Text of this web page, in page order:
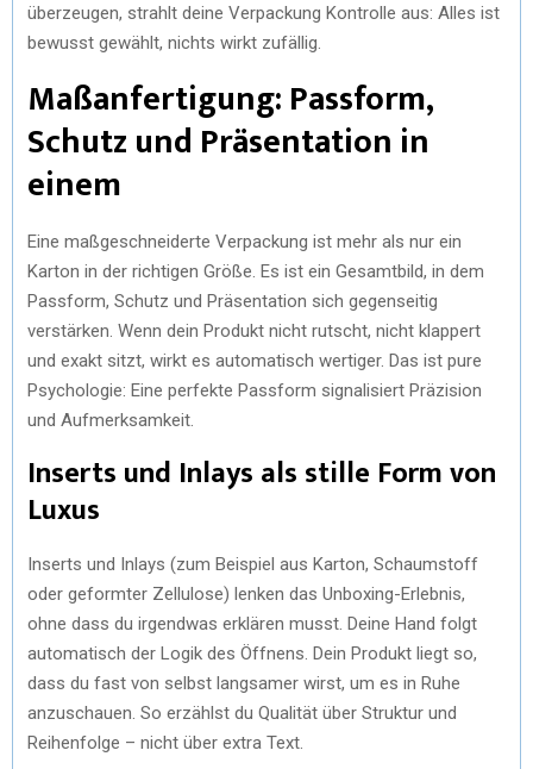
überzeugen, strahlt deine Verpackung Kontrolle aus: Alles ist
bewusst gewählt, nichts wirkt zufällig.
Maßanfertigung: Passform,
Schutz und Präsentation in
einem
Eine maßgeschneiderte Verpackung ist mehr als nur ein
Karton in der richtigen Größe. Es ist ein Gesamtbild, in dem
Passform, Schutz und Präsentation sich gegenseitig
verstärken. Wenn dein Produkt nicht rutscht, nicht klappert
und exakt sitzt, wirkt es automatisch wertiger. Das ist pure
Psychologie: Eine perfekte Passform signalisiert Präzision
und Aufmerksamkeit.
Inserts und Inlays als stille Form von
Luxus
Inserts und Inlays (zum Beispiel aus Karton, Schaumstoff
oder geformter Zellulose) lenken das Unboxing-Erlebnis,
ohne dass du irgendwas erklären musst. Deine Hand folgt
automatisch der Logik des Öffnens. Dein Produkt liegt so,
dass du fast von selbst langsamer wirst, um es in Ruhe
anzuschauen. So erzählst du Qualität über Struktur und
Reihenfolge – nicht über extra Text.